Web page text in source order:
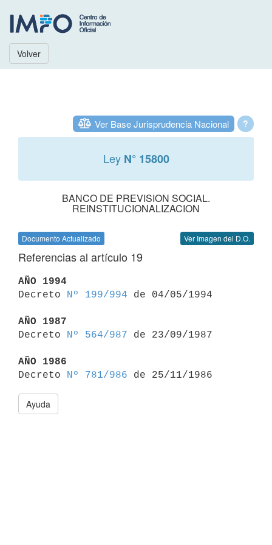
Volver
?
Ver Base Jurisprudencia Nacional
Ley N° 15800
BANCO DE PREVISION SOCIAL.
REINSTITUCIONALIZACION
Documento Actualizado Ver Imagen del D.O.
Referencias al artículo 19
AÑO 1994
Decreto
Nº 199/994 de 04/05/1994
AÑO 1987
Decreto
Nº 564/987 de 23/09/1987
AÑO 1986
Decreto
Nº 781/986
Ayuda